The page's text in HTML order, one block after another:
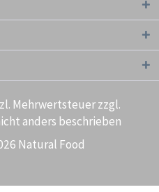
Mehrwertsteuer zzgl.
anders beschrieben
Natural Food